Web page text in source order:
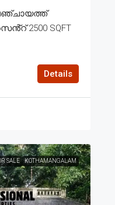
പഞ്ചായത്ത്
2500 SQFT
Details
SALE KOTHAMANGALAM